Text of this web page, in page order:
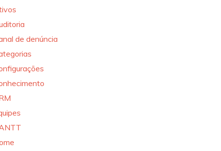
de denúncia